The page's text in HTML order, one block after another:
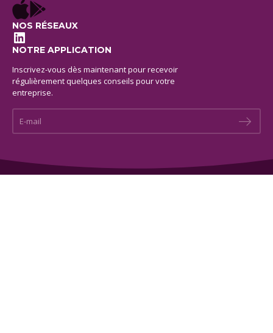
NOS RÉSEAUX
LinkedIn
NOTRE APPLICATION
Inscrivez-vous dès maintenant pour recevoir
régulièrement quelques conseils pour votre
entreprise.